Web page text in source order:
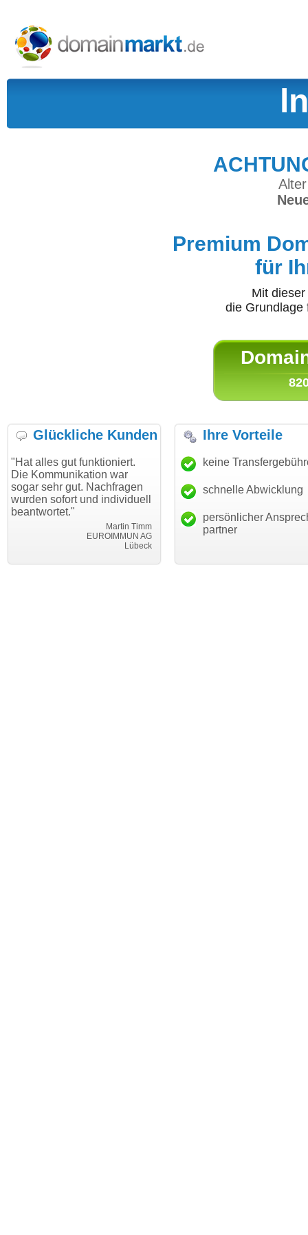
Premium
für
Mit
die
Glückliche Kunden
gut funktioniert.
war
gut. Nachfragen
und individuell
EUROIMMUN AG
"Danke für den schnellen
Transfer und guten Service!"
Thomas Schäfer
i can eckert communication GmbH
"Ich bin
haben.
mein
Ihre Vorteile
keine
schnelle Abwicklung
persönlicher
partner